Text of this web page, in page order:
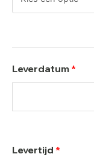
Leverdatum *
Levertijd *